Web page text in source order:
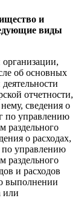
и
виды
об основных
отчетности,
сведения о
по управлению
раздельного
о расходах,
по управлению
раздельного
и расходов
выполнении
или